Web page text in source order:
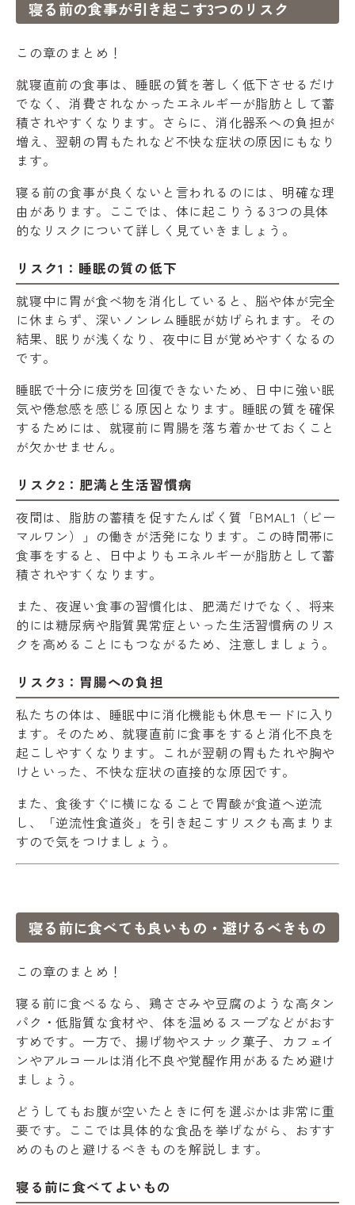
寝る前の食事が引き起こす3つのリスク
この章のまとめ！
就寝直前の食事は、睡眠の質を著しく低下させるだけ
でなく、消費されなかったエネルギーが脂肪として蓄
積されやすくなります。さらに、消化器系への負担が
増え、翌朝の胃もたれなど不快な症状の原因にもなり
ます。
寝る前の食事が良くないと言われるのには、明確な理
由があります。ここでは、体に起こりうる3つの具体
的なリスクについて詳しく見ていきましょう。
リスク1：睡眠の質の低下
就寝中に胃が食べ物を消化していると、脳や体が完全
に休まらず、深いノンレム睡眠が妨げられます。その
結果、眠りが浅くなり、夜中に目が覚めやすくなるの
です。
睡眠で十分に疲労を回復できないため、日中に強い眠
気や倦怠感を感じる原因となります。睡眠の質を確保
するためには、就寝前に胃腸を落ち着かせておくこと
が欠かせません。
リスク2：肥満と生活習慣病
夜間は、脂肪の蓄積を促すたんぱく質「BMAL1（ビー
マルワン）」の働きが活発になります。この時間帯に
食事をすると、日中よりもエネルギーが脂肪として蓄
積されやすくなります。
また、夜遅い食事の習慣化は、肥満だけでなく、将来
的には糖尿病や脂質異常症といった生活習慣病のリス
クを高めることにもつながるため、注意しましょう。
リスク3：胃腸への負担
私たちの体は、睡眠中に消化機能も休息モードに入り
ます。そのため、就寝直前に食事をすると消化不良を
起こしやすくなります。これが翌朝の胃もたれや胸や
けといった、不快な症状の直接的な原因です。
また、食後すぐに横になることで胃酸が食道へ逆流
し、「逆流性食道炎」を引き起こすリスクも高まりま
すので気をつけましょう。
寝る前に食べても良いもの・避けるべきもの
この章のまとめ！
寝る前に食べるなら、鶏ささみや豆腐のような高タン
パク・低脂質な食材や、体を温めるスープなどがおす
すめです。一方で、揚げ物やスナック菓子、カフェイ
ンやアルコールは消化不良や覚醒作用があるため避け
ましょう。
どうしてもお腹が空いたときに何を選ぶかは非常に重
要です。ここでは具体的な食品を挙げながら、おすす
めのものと避けるべきものを解説します。
寝る前に食べてよいもの